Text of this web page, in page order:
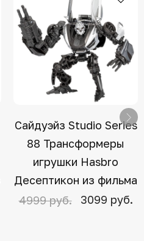
Сайдуэйз Studio Series
88 Трансформеры
игрушки Hasbro
Десептикон из фильма
4999 руб.
3099 руб.